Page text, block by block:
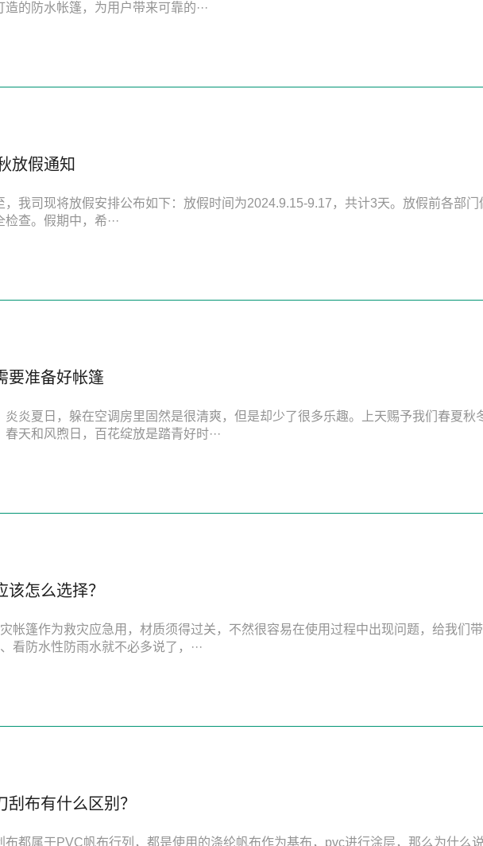
的防水帐篷，为用户带来可靠的···
放假通知
，我司现将放假安排公布如下：放假时间为2024.9.15-9.17，共计3天。放假前各部门
查。假期中，希···
要准备好帐篷
炎炎夏日，躲在空调房里固然是很清爽，但是却少了很多乐趣。上天赐予我们春夏秋
天和风煦日，百花绽放是踏青好时···
该怎么选择？
帐篷作为救灾应急用，材质须得过关，不然很容易在使用过程中出现问题，给我们
看防水性防雨水就不必多说了，···
刮布有什么区别？
布都属于PVC帆布行列，都是使用的涤纶帆布作为基布，pvc进行涂层，那么为什么